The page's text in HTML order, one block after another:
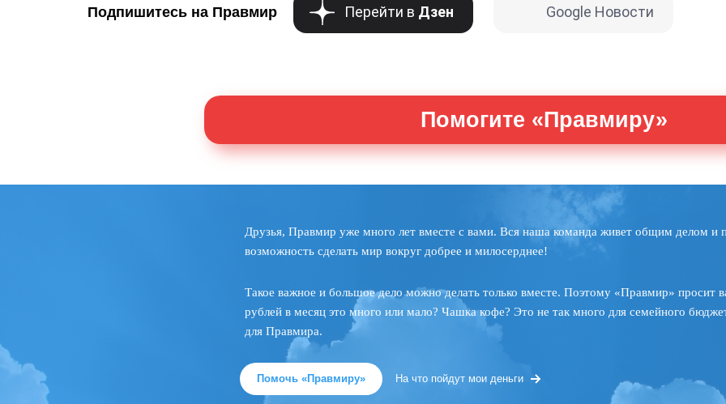
Подпишитесь на Правмир Перейти в Дзен Google Новости
Помогите «Правмиру»
Друзья, Правмир уже много лет вместе с вами. Вся наша команда живет общим делом и
возможность сделать мир вокруг добрее и милосерднее!
Такое важное и большое дело можно делать только вместе. Поэтому «Правмир» просит
рублей в месяц это много или мало? Чашка кофе? Это не так много для семейного
для Правмира.
Помочь «Правмиру» На что пойдут мои деньги